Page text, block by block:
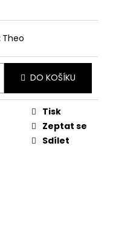
Theo
DO KOŠÍKU
Tisk
Zeptat se
Sdílet